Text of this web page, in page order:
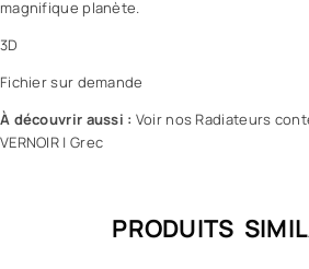
magnifique planète.
3D
Fichier sur demande
À découvrir aussi : Voir nos Radiateurs
VERNOIR | Grec
PRODUITS